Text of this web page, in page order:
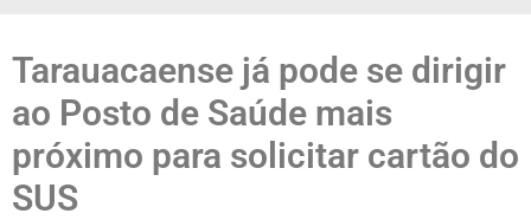
Tarauacaense já pode se dirigir
ao Posto de Saúde mais
próximo para solicitar cartão do
SUS